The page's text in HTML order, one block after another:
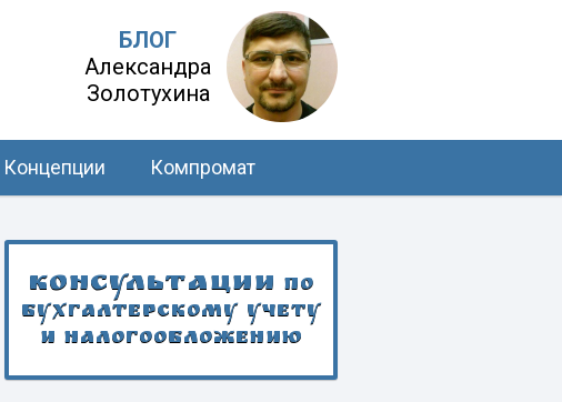
БЛОГ
Александра
Золотухина
Концепции Компромат
Консультации по
бухгалтерскому учету
и налогообложению